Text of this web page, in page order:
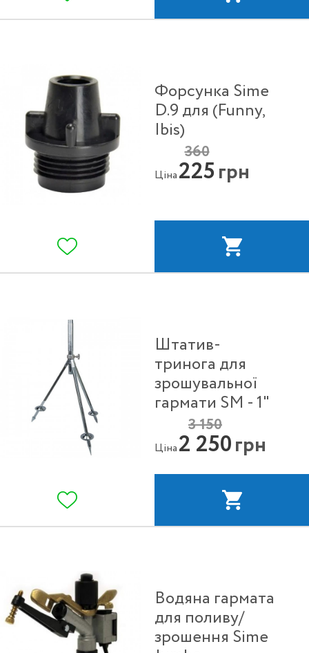
Форсунка Sime
D.9 для (Funny,
Ibis)
Ціна
360
225грн
Штатив-
тринога для
зрошувальної
гармати SM - 1"
Ціна
3 150
2 250грн
Водяна гармата
для поливу/
зрошення Sime